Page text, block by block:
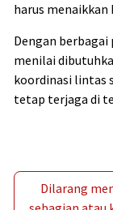
harus menaikkan
Dengan
menilai
koordinasi lintas
tetap terjaga di
Dilarang